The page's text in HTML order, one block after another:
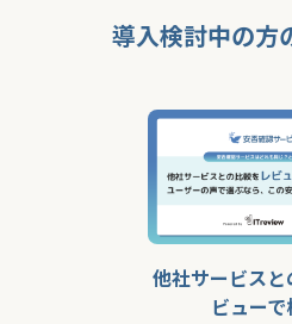
導入検討中の方
他社サービス
ビューで